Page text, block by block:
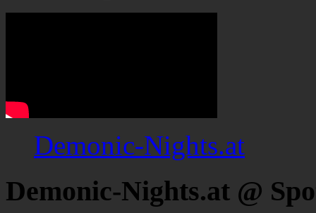
Demonic-Nights.at
Demonic-Nights.at @